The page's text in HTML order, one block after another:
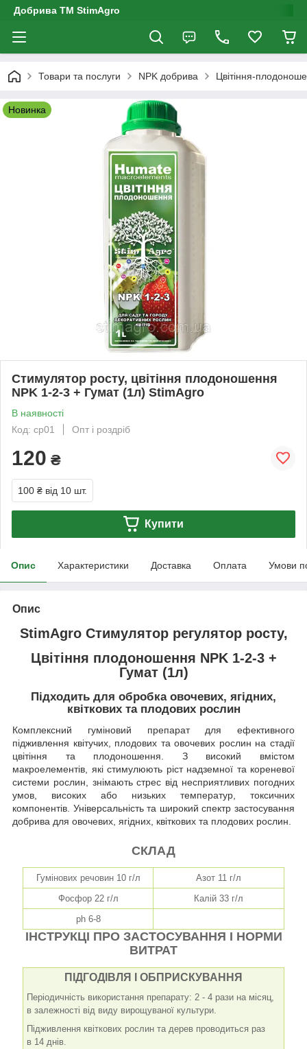
Добрива ТМ StimAgro
Товари та послуги NPK добрива Цвітіння-
Новинка
Стимулятор росту, цвітіння плодоношення
NPK 1-2-3 + Гумат (1л) StimAgro
В наявності
Код: cp01
Опт і роздріб
120 ₴
100 ₴ від 10 шт.
Купити
Опис Характеристики Доставка Оплата Умови
Опис
StimAgro Стимулятор регулятор росту,
Цвітіння плодоношення NPK 1-2-3 +
Гумат (1л)
Підходить для обробка овочевих, ягідних,
квіткових та плодових рослин
Комплексний гуміновий препарат для ефективного
підживлення квітучих, плодових та овочевих рослин на стадії
цвітіння та плодоношення. З високий вмістом
макроелементів, які стимулюють ріст надземної та кореневої
системи рослин, знімають стрес від несприятливих погодних
умов, високих або низьких температур, токсичних
компонентів. Універсальність та широкий спектр застосування
добрива для овочевих, ягідних, квіткових та плодових рослин.
СКЛАД
Гумінових речовин 10 г/л
Азот 11 г/л
Фосфор 22 г/л
Калій 33 г/л
ph 6-8
ІНСТРУКЦІ ПРО ЗАСТОСУВАННЯ І НОРМИ
ВИТРАТ
ПІДГОДІВЛЯ І ОБПРИСКУВАННЯ
Періодичність використання препарату: 2 - 4 рази на місяц,
в залежності від виду вирощуваної культури.
Підживлення квіткових рослин та дерев проводиться раз
в 14 днів.